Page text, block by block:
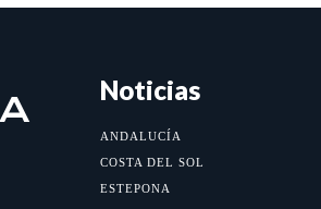
Noticias
ANDALUCÍA
COSTA DEL SOL
ESTEPONA